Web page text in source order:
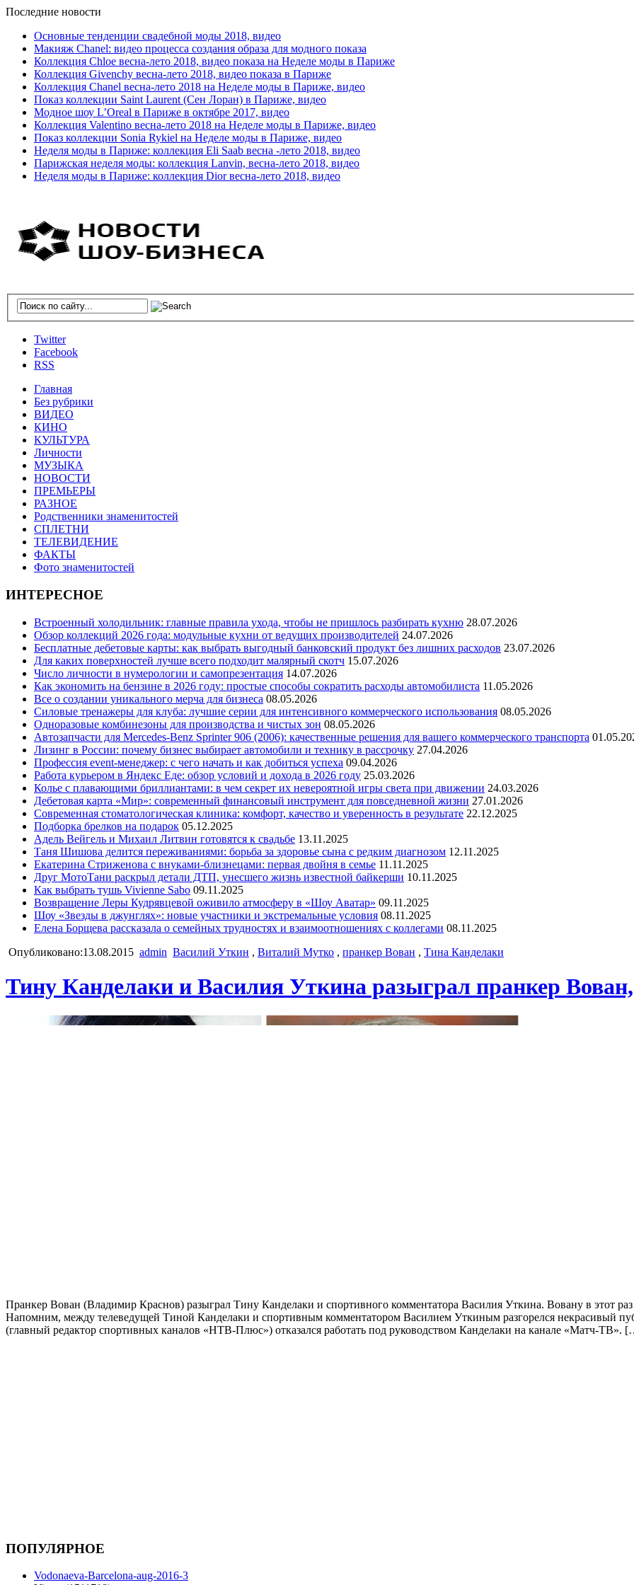
Последние новости
Основные тенденции свадебной моды 2018, видео
Макияж Chanel: видео процесса создания образа для модного показа
Коллекция Chloe весна-лето 2018, видео показа на Неделе моды в Париже
Коллекция Givenchy весна-лето 2018, видео показа в Париже
Коллекция Chanel весна-лето 2018 на Неделе моды в Париже, видео
Показ коллекции Saint Laurent (Сен Лоран) в Париже, видео
Модное шоу L’Oreal в Париже в октябре 2017, видео
Коллекция Valentino весна-лето 2018 на Неделе моды в Париже, видео
Показ коллекции Sonia Rykiel на Неделе моды в Париже, видео
Неделя моды в Париже: коллекция Eli Saab весна -лето 2018, видео
Парижская неделя моды: коллекция Lanvin, весна-лето 2018, видео
Неделя моды в Париже: коллекция Dior весна-лето 2018, видео
Twitter
Facebook
RSS
Главная
Без рубрики
ВИДЕО
КИНО
КУЛЬТУРА
Личности
МУЗЫКА
НОВОСТИ
ПРЕМЬЕРЫ
РАЗНОЕ
Родственники знаменитостей
СПЛЕТНИ
ТЕЛЕВИДЕНИЕ
ФАКТЫ
Фото знаменитостей
ИНТЕРЕСНОЕ
Встроенный холодильник: главные правила ухода, чтобы не пришлось разбирать кухню 28.07.2026
Обзор коллекций 2026 года: модульные кухни от ведущих производителей 24.07.2026
Бесплатные дебетовые карты: как выбрать выгодный банковский продукт без лишних расходов 23.07.2026
Для каких поверхностей лучше всего подходит малярный скотч 15.07.2026
Число личности в нумерологии и самопрезентация 14.07.2026
Как экономить на бензине в 2026 году: простые способы сократить расходы автомобилиста 11.05.2026
Все о создании уникального мерча для бизнеса 08.05.2026
Силовые тренажеры для клуба: лучшие серии для интенсивного коммерческого использования 08.05.2026
Одноразовые комбинезоны для производства и чистых зон 08.05.2026
Автозапчасти для Mercedes-Benz Sprinter 906 (2006): качественные решения для вашего коммерческого транспорта
Лизинг в России: почему бизнес выбирает автомобили и технику в рассрочку 27.04.2026
Профессия event-менеджер: с чего начать и как добиться успеха 09.04.2026
Работа курьером в Яндекс Еде: обзор условий и дохода в 2026 году 25.03.2026
Колье с плавающими бриллиантами: в чем секрет их невероятной игры света при движении 24.03.2026
Дебетовая карта «Мир»: современный финансовый инструмент для повседневной жизни 27.01.2026
Современная стоматологическая клиника: комфорт, качество и уверенность в результате 22.12.2025
Подборка брелков на подарок 05.12.2025
Адель Вейгель и Михаил Литвин готовятся к свадьбе 13.11.2025
Таня Шишова делится переживаниями: борьба за здоровье сына с редким диагнозом 12.11.2025
Екатерина Стриженова с внуками-близнецами: первая двойня в семье 11.11.2025
Друг МотоТани раскрыл детали ДТП, унесшего жизнь известной байкерши 10.11.2025
Как выбрать тушь Vivienne Sabo 09.11.2025
Возвращение Леры Кудрявцевой оживило атмосферу в «Шоу Аватар» 09.11.2025
Шоу «Звезды в джунглях»: новые участники и экстремальные условия 08.11.2025
Елена Борщева рассказала о семейных трудностях и взаимоотношениях с коллегами 08.11.2025
Опубликовано:13.08.2015 admin Василий Уткин , Виталий Мутко , пранкер Вован , Тина Канделаки
Тину Канделаки и Василия Уткина разыграл пранкер Вован,
Пранкер Вован (Владимир Краснов) разыграл Тину Канделаки и спортивного комментатора Василия Уткина. Вовану в этот
Напомним, между телеведущей Тиной Канделаки и спортивным комментатором Василием Уткиным разгорелся некрасивый
(главный редактор спортивных каналов «НТВ-Плюс») отказался работать под руководством Канделаки на канале «Матч-ТВ».
ПОПУЛЯРНОЕ
Vodonaeva-Barcelona-aug-2016-3